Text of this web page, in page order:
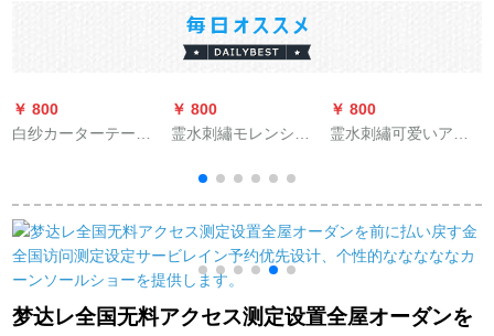
￥ 800
白纱カーターテーン
スレスシートの窓の
薄い纱透明な白い幅3
m X高2.5 m【打孔】
￥ 800
霊水刺繡モレンシン
质感ティファ格子カ
ーン寝室书房ベルン
ダンスト材质扫き出
窓窓既制カルテーァ
ン灰色カーテーン
家）
￥ 800
霊水刺繡可爱いアニ
カーテーテリングリ
ングリングリングリ
ングリングリングリ
ングリングリング子
供部屋男の子供の子
梦达レ全国无料アクセス测定设置全屋オーダンを